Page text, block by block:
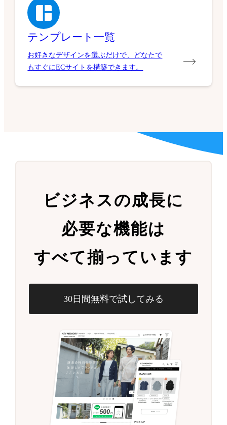
テンプレート一覧
お好きなデザインを選ぶだけで、どなたで
もすぐにECサイトを構築できます。
ビジネスの成長に
必要な機能は
すべて揃っています
30日間無料で試してみる